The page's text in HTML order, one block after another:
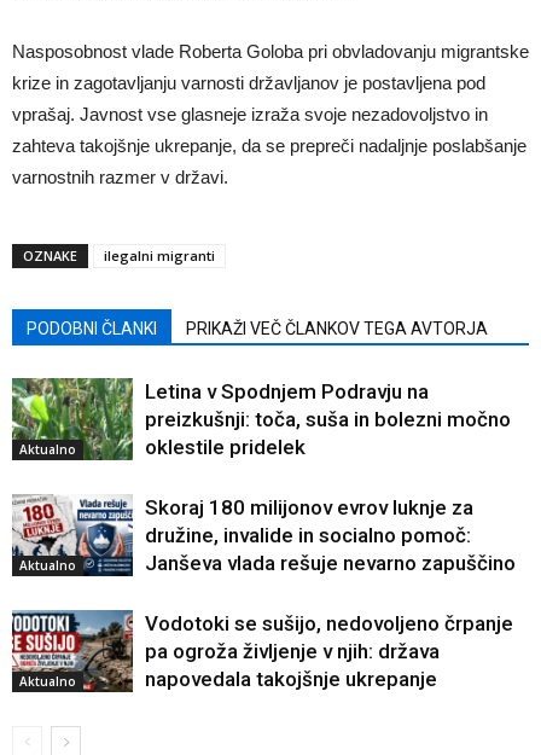
Nasposobnost vlade Roberta Goloba pri obvladovanju migrantske
krize in zagotavljanju varnosti državljanov je postavljena pod
vprašaj. Javnost vse glasneje izraža svoje nezadovoljstvo in
zahteva takojšnje ukrepanje, da se prepreči nadaljnje poslabšanje
varnostnih razmer v državi.
OZNAKE ilegalni migranti
PODOBNI ČLANKI PRIKAŽI VEČ ČLANKOV TEGA AVTORJA
Aktualno
Letina v Spodnjem Podravju na
preizkušnji: toča, suša in bolezni močno
oklestile pridelek
Aktualno
Skoraj 180 milijonov evrov luknje za
družine, invalide in socialno pomoč:
Janševa vlada rešuje nevarno zapuščino
Aktualno
Vodotoki se sušijo, nedovoljeno črpanje
pa ogroža življenje v njih: država
napovedala takojšnje ukrepanje